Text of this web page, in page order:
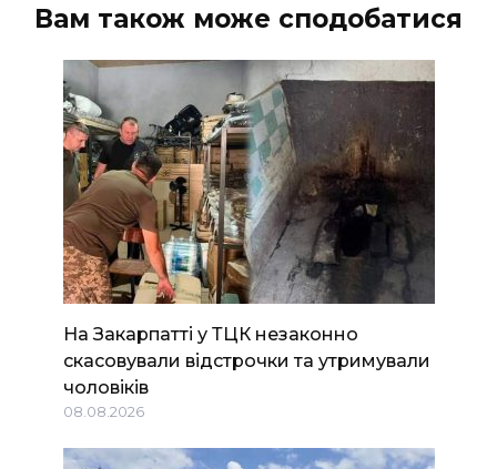
Вам також може сподобатися
На Закарпатті у ТЦК незаконно
скасовували відстрочки та утримували
чоловіків
08.08.2026